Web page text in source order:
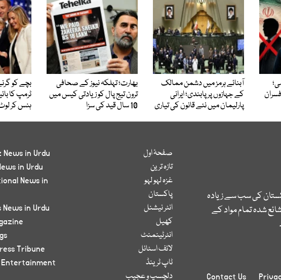
افسران
آبنائے ہرمز میں دشمن ممالک
کے جہازوں پر پابندی؛ ایرانی
پارلیمان میں نئے قانون کی تیاری
بھارت؛ تہلکہ نیوز کے صحافی
ترون تیج پال کو زیادتی کیس میں
10 سال قید کی سزا
بچے کو
ٹرمپ کا
ہنس کر
کی سب سے زیادہ
شدہ تمام مواد کے
Contact Us
صفحۂ اول
تازہ ترین
غزہ لہو لہو
پاکستان
انٹر نیشنل
کھیل
انٹرٹینمنٹ
لائف اسٹائل
ٹاپ ٹرینڈ
دلچسپ و عجیب
in Urdu
in Urdu
News in
News in Urdu
Tribune
Entertainment